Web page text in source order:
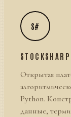
S#
STOCKSHARP
Открытая
Python.
данные,